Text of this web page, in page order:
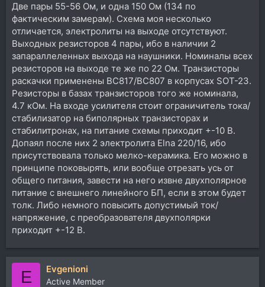
Две пары 55-56 Ом, и одна 150 Ом (134 по
фактическим замерам). Схема моя несколько
отличается, электролиты на выходе отсутствуют.
Выходных резисторов 4 пары, ибо в наличии 2
запараллеленных выхода на наушники. Номиналы всех
резисторов на выходе те же по 22 Ом. Транзисторы
раскачки применены BC817/BC807 в корпусах SOT-23.
Резисторы в базах транзисторов того же номинала,
4.7 кОм. На входе усилителя стоит ограничитель тока/
стабилизатор на биполярных транзисторах и
стабилитронах, на питание схемы приходит +-10 В.
Допаял после них 2 электролита Elna 220/16, ибо
присутствовала только мелко-керамика. Его можно в
принципе поковырять, или вообще отрезать усь от
общего питания, завести на него извне двухполярное
питание с внешнего линейного БП, если в этом будет
толк. Либо немного повысить допустимый ток/
напряжение, с преобразователя двухполярки
приходит +-12 В.
E Evgenioni
Active Member